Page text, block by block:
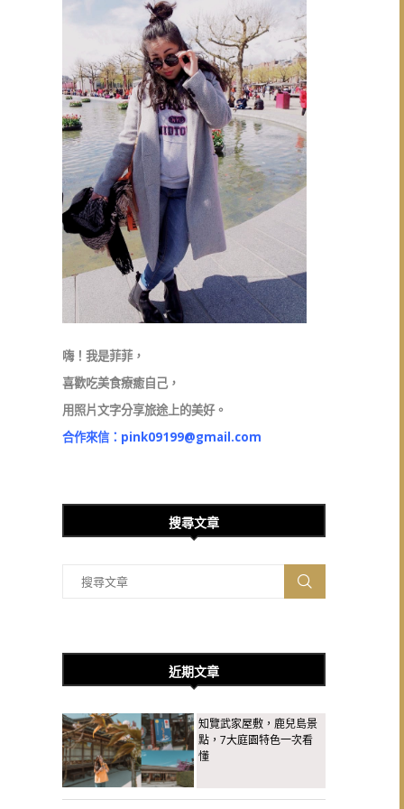
嗨！我是菲菲，
喜歡吃美食療癒自己，
用照片文字分享旅途上的美好。
合作來信： pink09199@gmail.com
搜尋文章
近期文章
知覽武家屋敷，鹿兒島景
點，7大庭園特色一次看
懂